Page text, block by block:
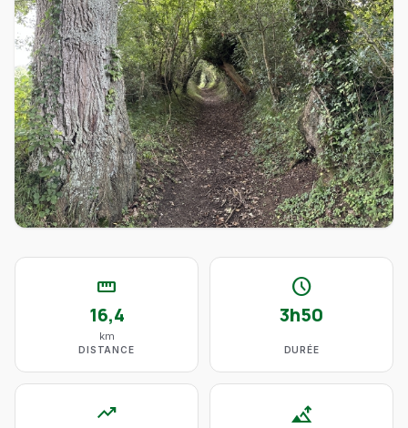
straighten
16,4
km
DISTANCE
schedule
3h50
DURÉE
trending_up altitude